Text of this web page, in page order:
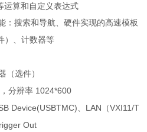
运算和自定义表达式
：搜索和导航、硬件实现的高速模板
）、计数器等
（选件）
分辨率 1024*600
Device(USBTMC) LAN （VXI11/T
Out